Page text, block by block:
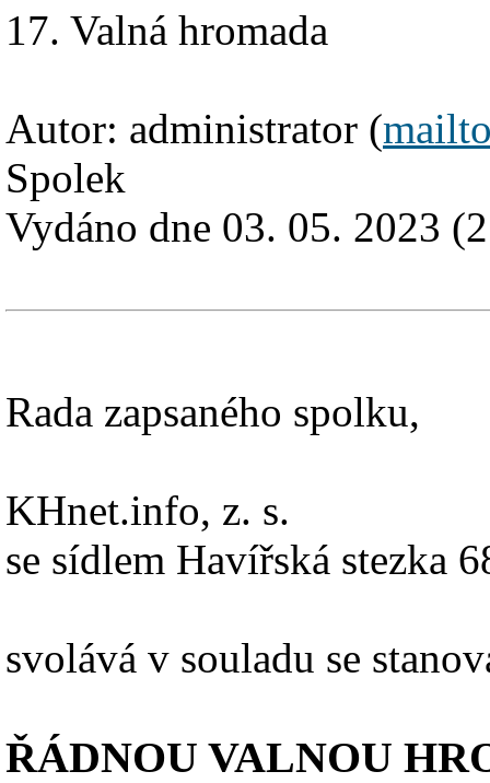
17. Valná hromada
Autor: administrator (
Spolek
Vydáno dne 03. 05. 2023
Rada zapsaného spolku,
KHnet.info, z. s.
se sídlem Havířská stezka
svolává v souladu se
ŘÁDNOU VALNOU